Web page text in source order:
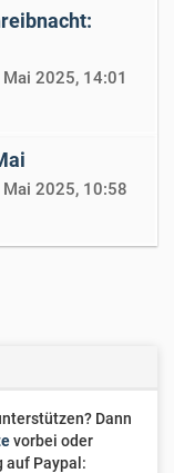
Mai 2025, 14:01
Mai 2025, 10:58
Dann
vorbei oder
auf Paypal: